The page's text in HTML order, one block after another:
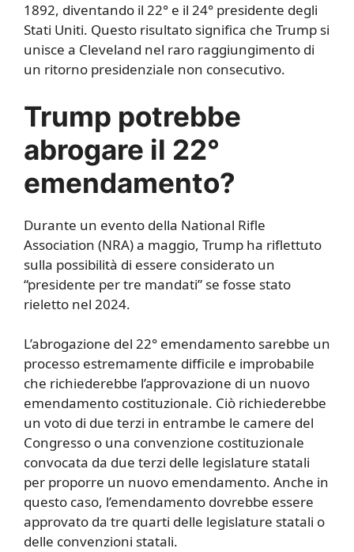
1892, diventando il 22° e il 24° presidente degli
Stati Uniti. Questo risultato significa che Trump si
unisce a Cleveland nel raro raggiungimento di
un ritorno presidenziale non consecutivo.
Trump potrebbe
abrogare il 22°
emendamento?
Durante un evento della National Rifle
Association (NRA) a maggio, Trump ha riflettuto
sulla possibilità di essere considerato un
“presidente per tre mandati” se fosse stato
rieletto nel 2024.
L’abrogazione del 22° emendamento sarebbe un
processo estremamente difficile e improbabile
che richiederebbe l’approvazione di un nuovo
emendamento costituzionale. Ciò richiederebbe
un voto di due terzi in entrambe le camere del
Congresso o una convenzione costituzionale
convocata da due terzi delle legislature statali
per proporre un nuovo emendamento. Anche in
questo caso, l’emendamento dovrebbe essere
approvato da tre quarti delle legislature statali o
delle convenzioni statali.